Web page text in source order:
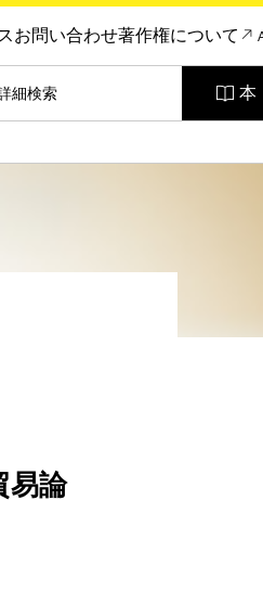
お問い合わせ著作権について
細検索 本
易論